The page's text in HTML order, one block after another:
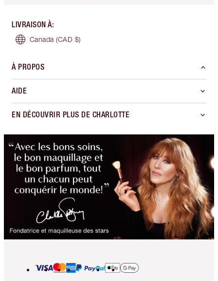
LIVRAISON À:
Canada (CAD $)
À PROPOS
AIDE
EN DÉCOUVRIR PLUS DE CHARLOTTE